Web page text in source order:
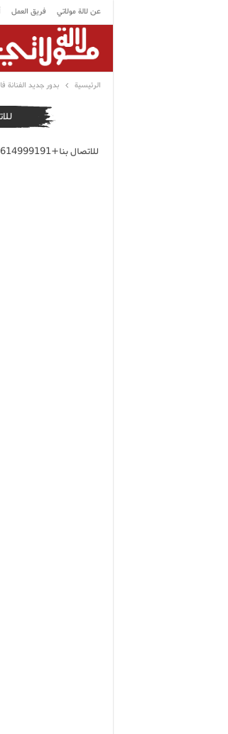
عن لالة مولاتي فريق العمل
الرئيسية بدور جديد
للاتصال بنا+212614999191